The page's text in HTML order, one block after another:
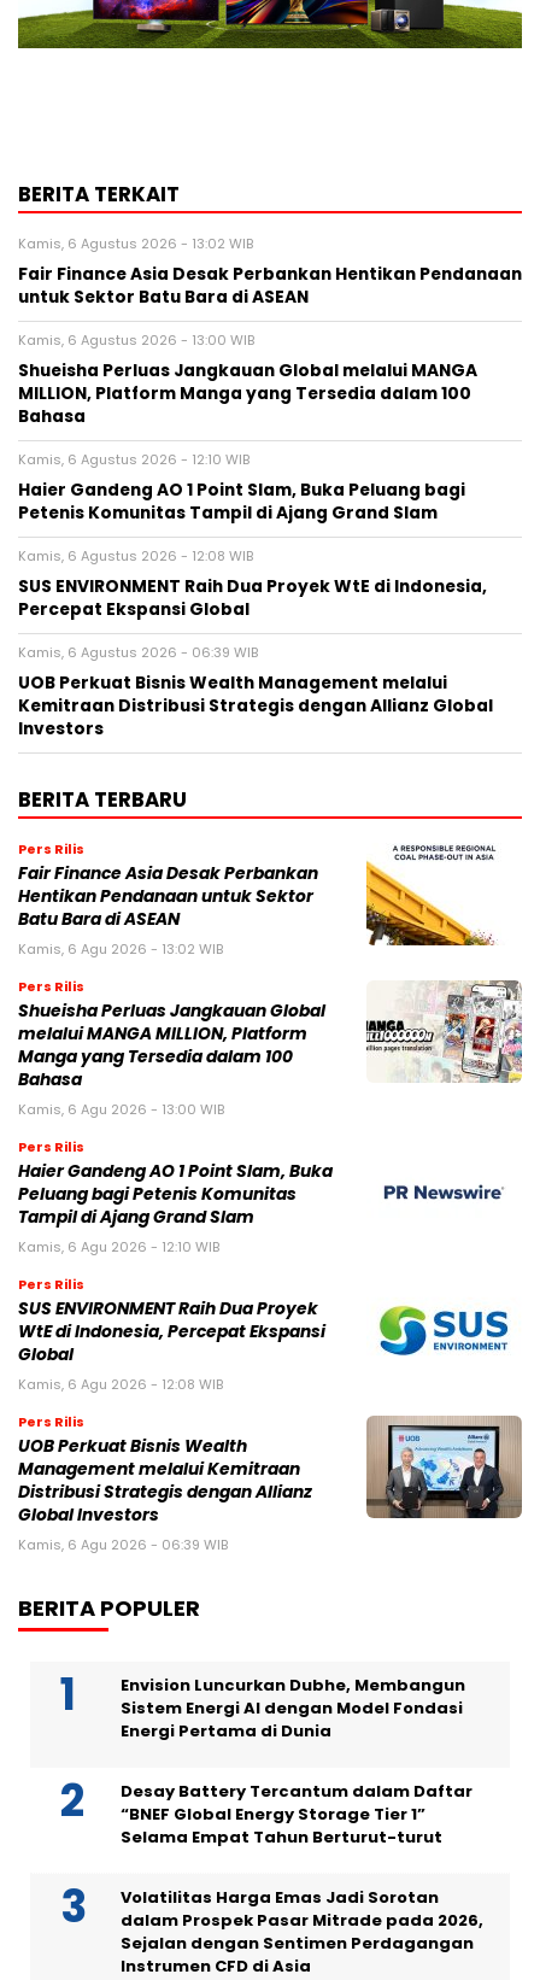
BERITA TERKAIT
Kamis, 6 Agustus 2026 - 13:02 WIB
Fair Finance Asia Desak Perbankan Hentikan Pendanaan
untuk Sektor Batu Bara di ASEAN
Kamis, 6 Agustus 2026 - 13:00 WIB
Shueisha Perluas Jangkauan Global melalui MANGA
MILLION, Platform Manga yang Tersedia dalam 100
Bahasa
Kamis, 6 Agustus 2026 - 12:10 WIB
Haier Gandeng AO 1 Point Slam, Buka Peluang bagi
Petenis Komunitas Tampil di Ajang Grand Slam
Kamis, 6 Agustus 2026 - 12:08 WIB
SUS ENVIRONMENT Raih Dua Proyek WtE di Indonesia,
Percepat Ekspansi Global
Kamis, 6 Agustus 2026 - 06:39 WIB
UOB Perkuat Bisnis Wealth Management melalui
Kemitraan Distribusi Strategis dengan Allianz Global
Investors
BERITA TERBARU
Pers Rilis
Fair Finance Asia Desak Perbankan
Hentikan Pendanaan untuk Sektor
Batu Bara di ASEAN
Kamis, 6 Agu 2026 - 13:02 WIB
Pers Rilis
Shueisha Perluas Jangkauan Global
melalui MANGA MILLION, Platform
Manga yang Tersedia dalam 100
Bahasa
Kamis, 6 Agu 2026 - 13:00 WIB
Pers Rilis
Haier Gandeng AO 1 Point Slam, Buka
Peluang bagi Petenis Komunitas
Tampil di Ajang Grand Slam
Kamis, 6 Agu 2026 - 12:10 WIB
Pers Rilis
SUS ENVIRONMENT Raih Dua Proyek
WtE di Indonesia, Percepat Ekspansi
Global
Kamis, 6 Agu 2026 - 12:08 WIB
Pers Rilis
UOB Perkuat Bisnis Wealth
Management melalui Kemitraan
Distribusi Strategis dengan Allianz
Global Investors
Kamis, 6 Agu 2026 - 06:39 WIB
BERITA POPULER
Envision Luncurkan Dubhe, Membangun
Sistem Energi AI dengan Model Fondasi
Energi Pertama di Dunia
Desay Battery Tercantum dalam Daftar
“BNEF Global Energy Storage Tier 1”
Selama Empat Tahun Berturut-turut
Volatilitas Harga Emas Jadi Sorotan
dalam Prospek Pasar Mitrade pada 2026,
Sejalan dengan Sentimen Perdagangan
Instrumen CFD di Asia